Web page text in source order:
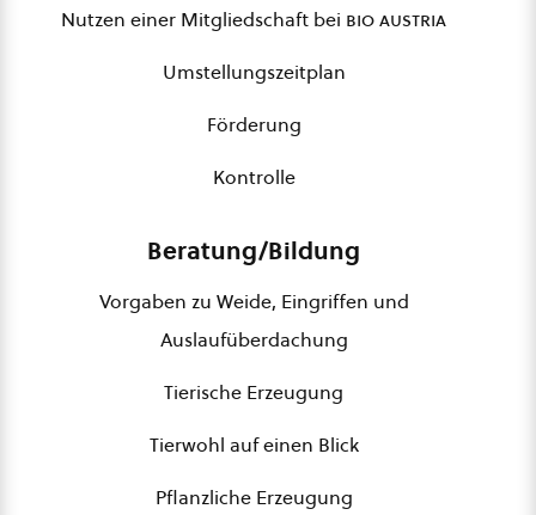
Nutzen einer Mitgliedschaft bei bio austria
Umstellungszeitplan
Förderung
Kontrolle
Beratung/Bildung
Vorgaben zu Weide, Eingriffen und
Auslaufüberdachung
Tierische Erzeugung
Tierwohl auf einen Blick
Pflanzliche Erzeugung